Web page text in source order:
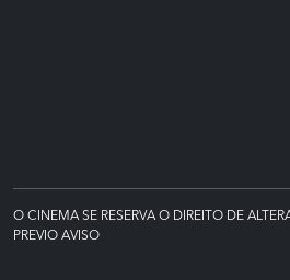
O CINEMA SE RESERVA O DIREITO DE
PREVIO AVISO